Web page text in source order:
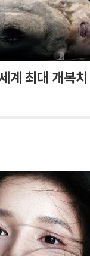
최대 개복치